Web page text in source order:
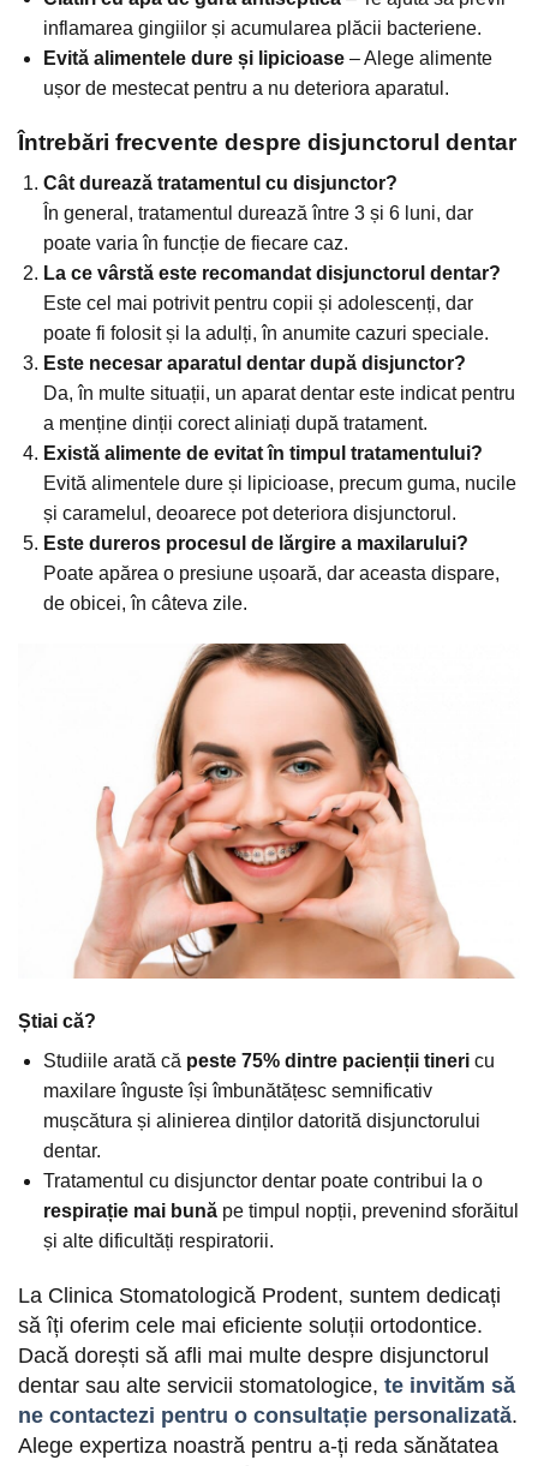
inflamarea gingiilor și acumularea plăcii bacteriene.
Evită alimentele dure și lipicioase– Alege alimente
ușor de mestecat pentru a nu deteriora aparatul.
Întrebări frecvente despre disjunctorul dentar
Cât durează tratamentul cu disjunctor?
În general, tratamentul durează între 3 și 6 luni, dar
poate varia în funcție de fiecare caz.
La ce vârstă este recomandat disjunctorul dentar?
Este cel mai potrivit pentru copii și adolescenți, dar
poate fi folosit și la adulți, în anumite cazuri speciale.
Este necesar aparatul dentar după disjunctor?
Da, în multe situații, un aparat dentar este indicat pentru
a menține dinții corect aliniați după tratament.
Există alimente de evitat în timpul tratamentului?
Evită alimentele dure și lipicioase, precum guma, nucile
și caramelul, deoarece pot deteriora disjunctorul.
Este dureros procesul de lărgire a maxilarului?
Poate apărea o presiune ușoară, dar aceasta dispare,
de obicei, în câteva zile.
Știai că?
Studiile arată că peste 75% dintre pacienții tinericu
maxilare înguste își îmbunătățesc semnificativ
mușcătura și alinierea dinților datorită disjunctorului
dentar.
Tratamentul cu disjunctor dentar poate contribui la o
respirație mai bunăpe timpul nopții, prevenind sforăitul
și alte dificultăți respiratorii.
La Clinica Stomatologică Prodent, suntem dedicați
să îți oferim cele mai eficiente soluții ortodontice.
Dacă dorești să afli mai multe despre disjunctorul
dentar sau alte servicii stomatologice, te invităm să
ne contactezi pentru o consultație personalizată.
Alege expertiza noastră pentru a-ți reda sănătatea